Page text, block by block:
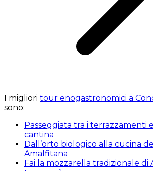
I migliori tour enogastronomici a
sono:
Passeggiata tra i terrazzamenti
cantina
Dall’orto biologico alla cucina
Amalfitana
Fai la mozzarella tradizionale di